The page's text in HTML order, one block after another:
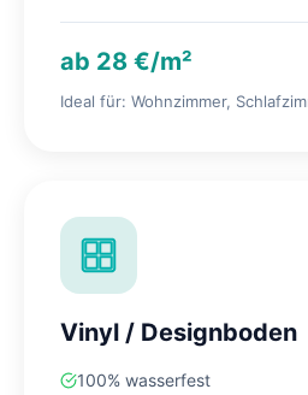
ab 28 €/m²
Ideal für: Wohnzimmer,
Vinyl / Designboden
100% wasserfest